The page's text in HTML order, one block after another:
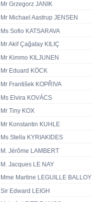
Mr Grzegorz JANIK
Mr Michael Aastrup JENSEN
Ms Sofio KATSARAVA
Mr Akif Çağatay KILIÇ
Mr Kimmo KILJUNEN
Mr Eduard KÖCK
Mr František KOPŘIVA
Ms Elvira KOVÁCS
Mr Tiny KOX
Mr Konstantin KUHLE
Ms Stella KYRIAKIDES
M. Jérôme LAMBERT
M. Jacques LE NAY
Mme Martine LEGUILLE BALLOY
Sir Edward LEIGH